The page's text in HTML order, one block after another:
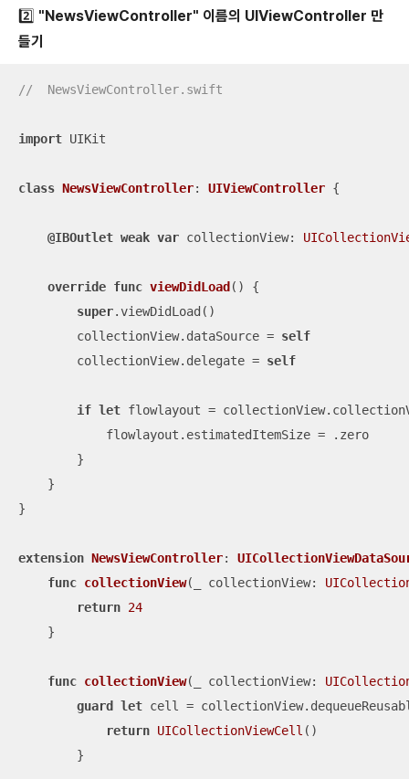
2️⃣ "NewsViewController" 이름의 UIViewController 만
들기
//  NewsViewController.swift
import UIKit
class NewsViewController: UIViewController {
@IBOutlet weak var collectionView:
override func viewDidLoad ()
{
super.viewDidLoad()
        collectionView.dataSource
= self
        collectionView.delegate
= self
if let flowlayout =
            flowlayout.estimatedItemSize
= .zero
        }
    }
}
extension NewsViewController:
func collectionView( collectionView:
return 24
    }
func collectionView( collectionView:
guard
let cell =
return UICollectionViewCell ()
        }